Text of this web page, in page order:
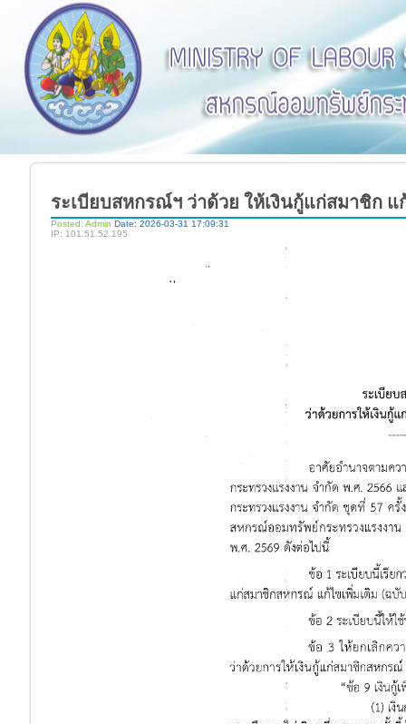
ระเบียบสหกรณ์ฯ ว่าด้วย ให้เงินกู้แก่สมาชิก แ
Posted: Admin Date: 2026-03-31 17:09:31
IP: 101.51.52.195